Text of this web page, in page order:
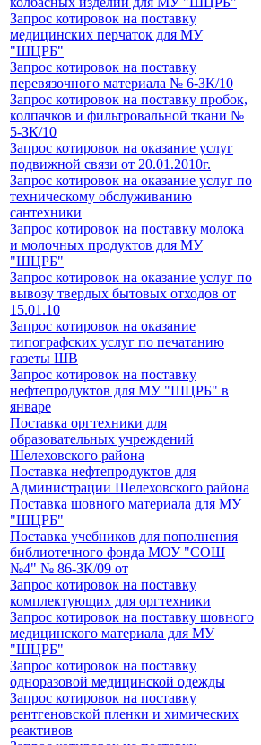
Запрос котировок на поставку
медицинских перчаток для МУ
"ШЦРБ"
Запрос котировок на поставку
перевязочного материала № 6-ЗК/10
Запрос котировок на поставку пробок,
колпачков и фильтровальной ткани №
5-ЗК/10
Запрос котировок на оказание услуг
подвижной связи от 20.01.2010г.
Запрос котировок на оказание услуг по
техническому обслуживанию
сантехники
Запрос котировок на поставку молока
и молочных продуктов для МУ
"ШЦРБ"
Запрос котировок на оказание услуг по
вывозу твердых бытовых отходов от
15.01.10
Запрос котировок на оказание
типографских услуг по печатанию
газеты ШВ
Запрос котировок на поставку
нефтепродуктов для МУ "ШЦРБ" в
январе
Поставка оргтехники для
образовательных учреждений
Шелеховского района
Поставка нефтепродуктов для
Администрации Шелеховского района
Поставка шовного материала для МУ
"ШЦРБ"
Поставка учебников для пополнения
библиотечного фонда МОУ "СОШ
№4" № 86-ЗК/09 от
Запрос котировок на поставку
комплектующих для оргтехники
Запрос котировок на поставку шовного
медицинского материала для МУ
"ШЦРБ"
Запрос котировок на поставку
одноразовой медицинской одежды
Запрос котировок на поставку
рентгеновской пленки и химических
реактивов